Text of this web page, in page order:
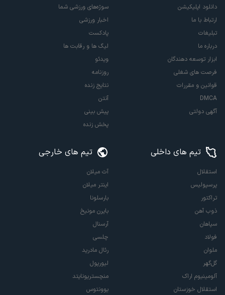
دانلود اپلیکیشن
ارتباط با ما
تبلیغات
درباره ما
ابزار توسعه دهندگان
فرصت های شغلی
قوانین و مقررات
DMCA
آگهی دولتی
سوژه‌های ورزشی شما
اخبار ورزشی
پادکست
لیگ ها و رقابت ها
ویدئو
روزنامه
نتایج زنده
آنتن
پیش بینی
پخش زنده
تیم های داخلی
استقلال
پرسپولیس
تراکتور
ذوب آهن
سپاهان
فولاد
ملوان
گل‌گهر
آلومینیوم اراک
استقلال خوزستان
تیم های خارجی
آث میلان
اینتر میلان
بارسلونا
بایرن مونیخ
آرسنال
چلسی
رئال مادرید
لیورپول
منچستریونایتد
یوونتوس